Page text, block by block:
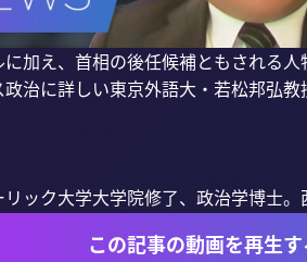
加え、首相の後任候補ともされる
治に詳しい東京外語大・若松邦弘教
ック大学大学院修了、政治学博士。
この記事の動画を再生す